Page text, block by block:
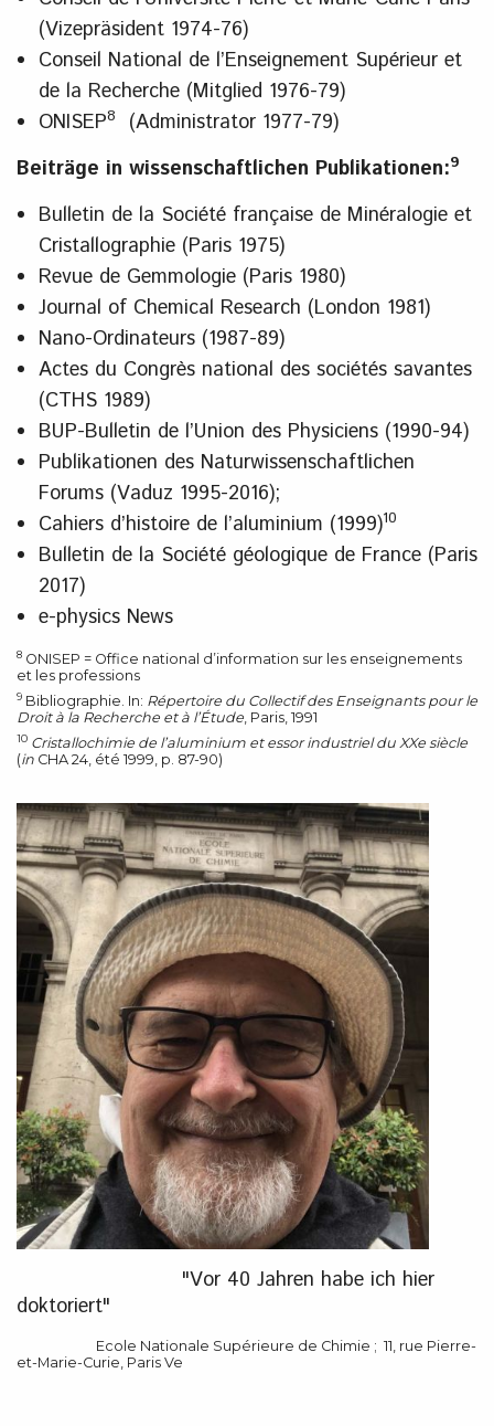
(Vizepräsident 1974-76)
Conseil National de l’Enseignement Supérieur et
de la Recherche (Mitglied 1976-79)
ONISEP8
(Administrator 1977-79)
Beiträge in wissenschaftlichen Publikationen:9
Bulletin de la Société française de Minéralogie et
Cristallographie (Paris 1975)
Revue de Gemmologie (Paris 1980)
Journal of Chemical Research (London 1981)
Nano-Ordinateurs (1987-89)
Actes du Congrès national des sociétés savantes
(CTHS 1989)
BUP-Bulletin de l’Union des Physiciens (1990-94)
Publikationen des Naturwissenschaftlichen
Forums (Vaduz 1995-2016);
Cahiers d’histoire de l’aluminium (1999)10
Bulletin de la Société géologique de France (Paris
2017)
e-physics News
8 ONISEP = Office national d’information sur les enseignements
et les professions
9 Bibliographie. In: Répertoire du Collectif des Enseignants pour le
Droit à la Recherche et à l’Étude Paris, 1991
10 Cristallochimie de l’aluminium et essor industriel du XXe siècle
(in CHA 24, été 1999, p. 87-90)
"Vor 40 Jahren habe ich hier
doktoriert"
Ecole Nationale Supérieure de Chimie ; 11, rue Pierre-
et-Marie-Curie, Paris Ve